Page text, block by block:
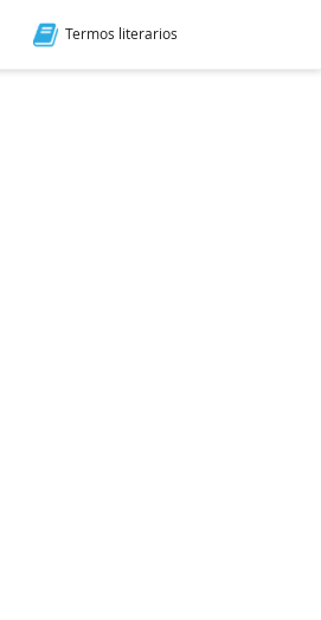
Termos literarios